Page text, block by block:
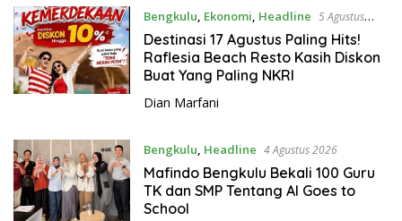
Bengkulu Ekonomi Headline 5 Agustus
2026
Destinasi 17 Agustus Paling Hits!
Raflesia Beach Resto Kasih Diskon
Buat Yang Paling NKRI
Dian Marfani
Bengkulu Headline 4 Agustus 2026
Mafindo Bengkulu Bekali 100 Guru
TK dan SMP Tentang AI Goes to
School